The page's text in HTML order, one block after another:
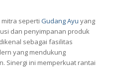
seperti Gudang Ayu yang
dan penyimpanan produk
sebagai fasilitas
yang mendukung
Sinergi ini memperkuat rantai